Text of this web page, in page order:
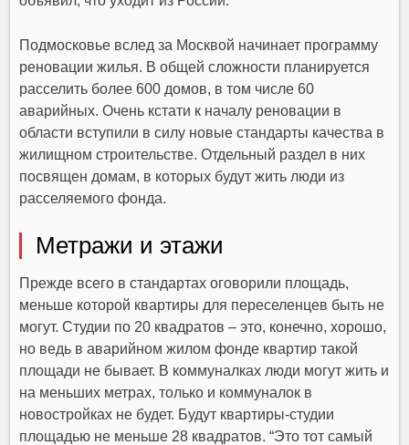
Подмосковье вслед за Москвой начинает программу
реновации жилья. В общей сложности планируется
расселить более 600 домов, в том числе 60
аварийных. Очень кстати к началу реновации в
области вступили в силу новые стандарты качества в
жилищном строительстве. Отдельный раздел в них
посвящен домам, в которых будут жить люди из
расселяемого фонда.
Метражи и этажи
Прежде всего в стандартах оговорили площадь,
меньше которой квартиры для переселенцев быть не
могут. Студии по 20 квадратов – это, конечно, хорошо,
но ведь в аварийном жилом фонде квартир такой
площади не бывает. В коммуналках люди могут жить и
на меньших метрах, только и коммуналок в
новостройках не будет. Будут квартиры-студии
площадью не меньше 28 квадратов. “Это тот самый